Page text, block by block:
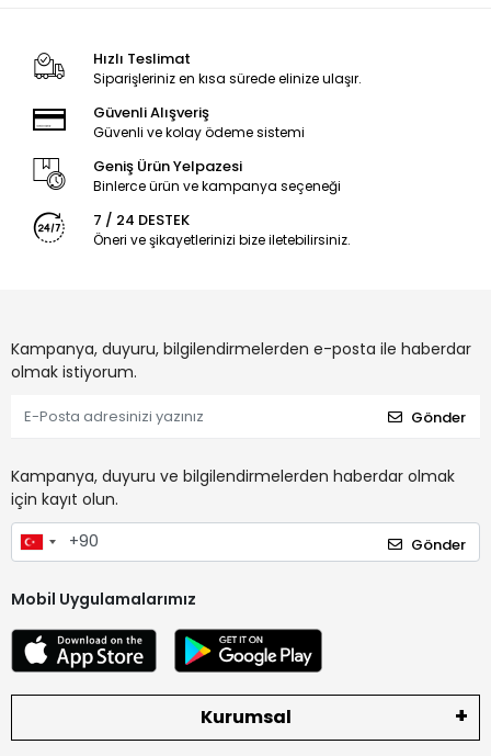
Hızlı Teslimat
Siparişleriniz en kısa sürede elinize ulaşır.
Güvenli Alışveriş
Güvenli ve kolay ödeme sistemi
Geniş Ürün Yelpazesi
Binlerce ürün ve kampanya seçeneği
7 / 24 DESTEK
Öneri ve şikayetlerinizi bize iletebilirsiniz.
Kampanya, duyuru, bilgilendirmelerden e-posta ile haberdar
olmak istiyorum.
Gönder
Kampanya, duyuru ve bilgilendirmelerden haberdar olmak
için kayıt olun.
Gönder
Mobil Uygulamalarımız
Kurumsal